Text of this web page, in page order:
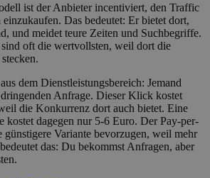
ist der Anbieter incentiviert, den Traffic
Das bedeutet: Er bietet dort,
und meidet teure Zeiten und Suchbegriffe.
oft die wertvollsten, weil dort die
dem Dienstleistungsbereich: Jemand
Anfrage. Dieser Klick kostet
die Konkurrenz dort auch bietet. Eine
kostet dagegen nur 5-6 Euro. Der Pay-per-
Variante bevorzugen, weil mehr
das: Du bekommst Anfragen, aber